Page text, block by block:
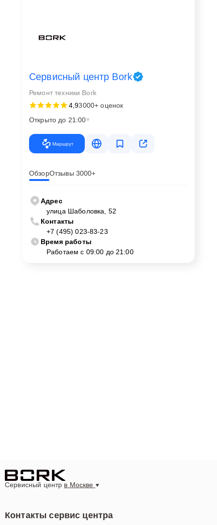
Сервисный центр Bork
Ремонт техники Bork
4,93000+ оценок
Открыто до 21:00
Маршрут
ОбзорОтзывы 3000+
Адрес
улица Шаболовка, 52
Контакты
+7 (495) 023-83-23
Время работы
Работаем с 09:00 до 21:00
Сервисный центр в Москве
Контакты сервис центра